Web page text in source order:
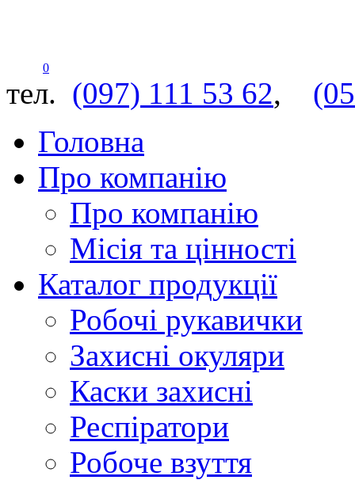
0
тел. (097) 111 53 62,
Головна
Про компанію
Про компанію
Місія та цінності
Каталог продукції
Робочі рукавички
Захисні окуляри
Каски захисні
Респіратори
Робоче взуття